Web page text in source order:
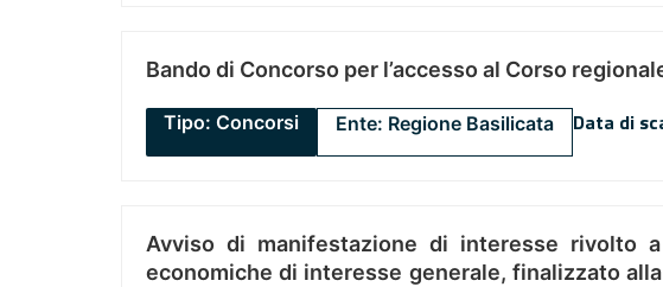
Bando di Concorso per l’accesso al Corso
Tipo: Concorsi Ente: Regione Basilicata Data di
Avviso di manifestazione di interesse
economiche di interesse generale, finalizzato